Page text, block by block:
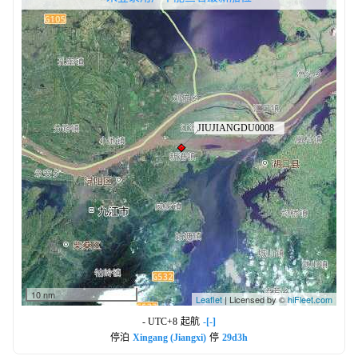
10 nm Leaflet| Licensed by ©hiFleet.com
- UTC+8 起航 -[-]
停泊 Xingang (Jiangxi) 停 29d3h